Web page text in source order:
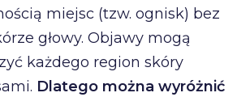
miejsc (tzw. ognisk) bez
głowy. Objawy mogą
każdego region skóry
Dlatego można wyróżnić